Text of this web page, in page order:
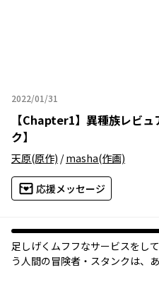
2022/01/31
2022年01月31日
【Chapter1】 異種族レビュ
ク】
天原(原作) /masha(作画)
応援メッセージ
足しげくムフフなサービスをし
う人間の冒険者・スタンクは、